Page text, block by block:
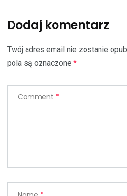
Dodaj komentarz
Twój adres email nie zostanie
pola są oznaczone *
Comment *